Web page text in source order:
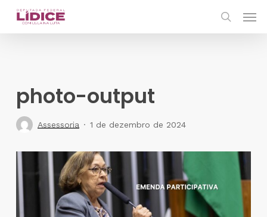
Skip
photo-output
Assessoria 1 de dezembro de 2024